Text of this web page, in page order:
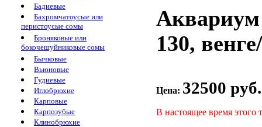
Бадиевые
Бахромчатоусые или
перистоусые сомы
Броняковые или
бокочешуйниковые сомы
Бычковые
Вьюновые
Гудиевые
Иглобрюхие
Карповые
Карпозубые
Клинобрюхие
130,
Цена: 32500 руб.
В настоящее время этого